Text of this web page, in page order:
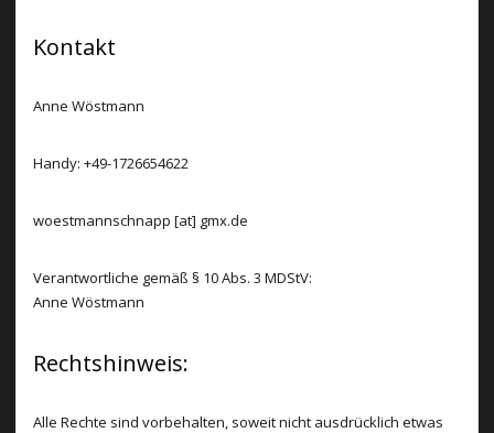
Kontakt
Anne Wöstmann
Handy: +49-1726654622
woestmannschnapp [at] gmx.de
Verantwortliche gemäß § 10 Abs. 3 MDStV:
Anne Wöstmann
Rechtshinweis:
Alle Rechte sind vorbehalten, soweit nicht ausdrücklich etwas